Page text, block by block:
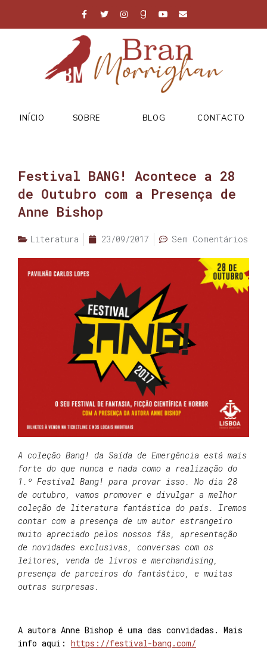
INÍCIO SOBRE BLOG CONTACTO
Festival BANG! Acontece a 28
de Outubro com a Presença de
Anne Bishop
Literatura 23/09/2017 Sem Comentários
A coleção Bang! da Saída de Emergência está mais
forte do que nunca e nada como a realização do
1.º Festival Bang! para provar isso. No dia 28
de outubro, vamos promover e divulgar a melhor
coleção de literatura fantástica do país. Iremos
contar com a presença de um autor estrangeiro
muito apreciado pelos nossos fãs, apresentação
de novidades exclusivas, conversas com os
leitores, venda de livros e merchandising,
presença de parceiros do fantástico, e muitas
outras surpresas.
A autora Anne Bishop é uma das convidadas. Mais
info aqui: https://festival-bang.com/